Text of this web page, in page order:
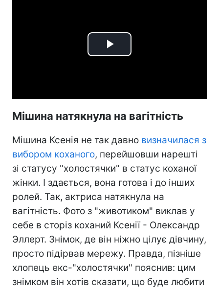
Play
Мішина натякнула на вагітність
Мішина Ксенія не так давно визначилася з
вибором коханого, перейшовши нарешті
зі статусу "холостячки" в статус коханої
жінки. І здається, вона готова і до інших
ролей. Так, актриса натякнула на
вагітність. Фото з "животиком" виклав у
себе в сторіз коханий Ксенії - Олександр
Эллерт. Знімок, де він ніжно цілує дівчину,
просто підірвав мережу. Правда, пізніше
хлопець екс-"холостячки" пояснив: цим
знімком він хотів сказати, що буде любити